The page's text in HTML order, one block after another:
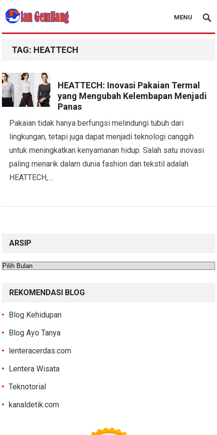
Blog Dian Gemilang
MENU
TAG: HEATTECH
HEATTECH: Inovasi Pakaian Termal
yang Mengubah Kelembapan Menjadi
Panas
Pakaian tidak hanya berfungsi melindungi tubuh dari
lingkungan, tetapi juga dapat menjadi teknologi canggih
untuk meningkatkan kenyamanan hidup. Salah satu inovasi
paling menarik dalam dunia fashion dan tekstil adalah
HEATTECH,…
ARSIP
Arsip
REKOMENDASI BLOG
Blog Kehidupan
Blog Ayo Tanya
lenteracerdas.com
Lentera Wisata
Teknotorial
kanaldetik.com